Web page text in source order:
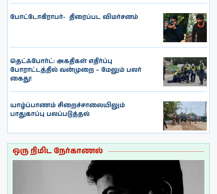
போட்டோகிராபர்- ‌ திரைப்பட விமர்சனம்
தெட்ஃபோர்ட்: அகதிகள் எதிர்ப்பு
போராட்டத்தில் வன்முறை – மேலும் பலர்
கைது!
யாழ்ப்பாணம் சிறைச்சாலையிலும்
பாதுகாப்பு பலப்படுத்தல்
ஒரு நிமிட நேர்காணல்